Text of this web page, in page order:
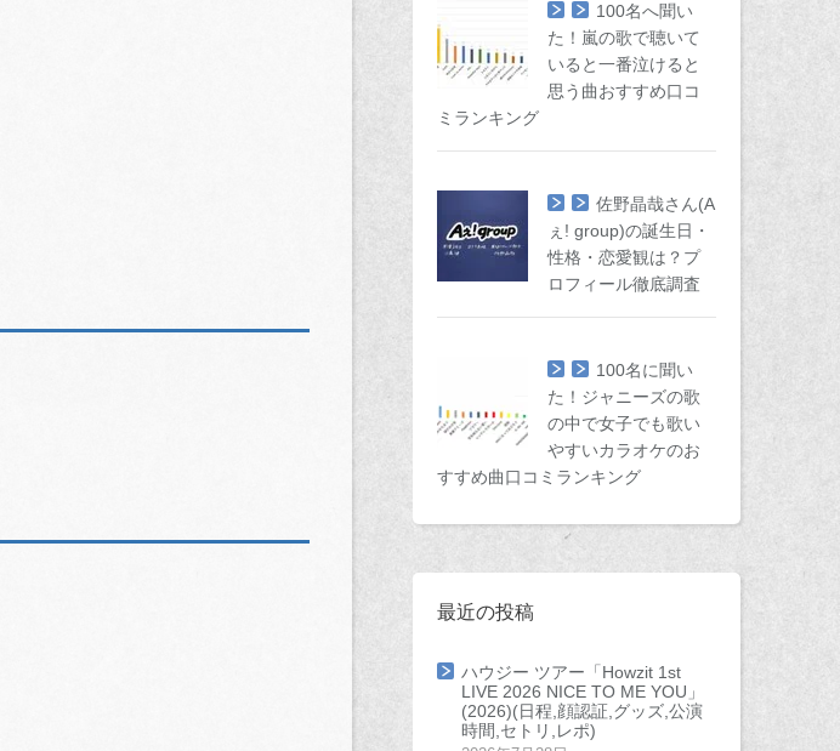
100名へ聞い
た！嵐の歌で聴いて
いると一番泣けると
思う曲おすすめ口コ
ミランキング
佐野晶哉さん(A
ぇ! group)の誕生日・
性格・恋愛観は？プ
ロフィール徹底調査
100名に聞い
た！ジャニーズの歌
の中で女子でも歌い
やすいカラオケのお
すすめ曲口コミランキング
最近の投稿
ハウジー ツアー「Howzit 1st
LIVE 2026 NICE TO ME YOU」
(2026)(日程,顔認証,グッズ,公演
時間,セトリ,レポ)